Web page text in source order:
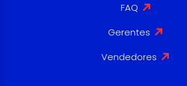
FAQ
Gerentes
Vendedores